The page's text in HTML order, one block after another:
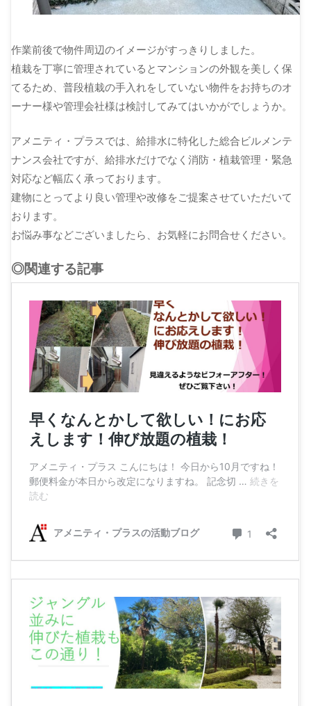
作業前後で物件周辺のイメージがすっきりしました。
植栽を丁寧に管理されているとマンションの外観を美しく保
てるため、普段植栽の手入れをしていない物件をお持ちのオ
ーナー様や管理会社様は検討してみてはいかがでしょうか。
アメニティ・プラスでは、給排水に特化した総合ビルメンテ
ナンス会社ですが、給排水だけでなく消防・植栽管理・緊急
対応など幅広く承っております。
建物にとってより良い管理や改修をご提案させていただいて
おります。
お悩み事などございましたら、お気軽にお問合せください。
◎関連する記事